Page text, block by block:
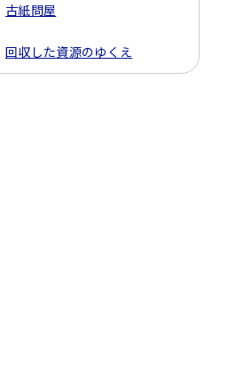
古紙問屋
回収した資源のゆくえ